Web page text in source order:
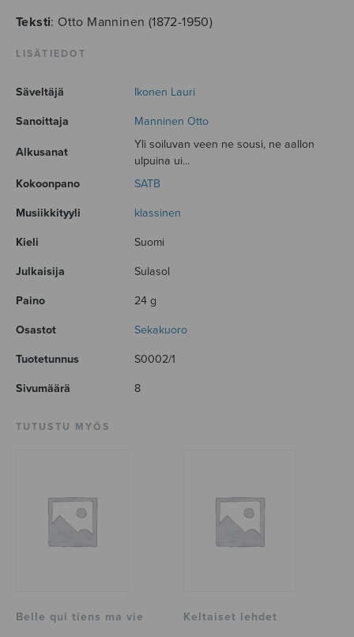
Teksti: Otto Manninen (1872-1950)
LISÄTIEDOT
Säveltäjä Ikonen Lauri
Sanoittaja Manninen Otto
Alkusanat
Yli soiluvan veen ne sousi, ne aallon
ulpuina ui...
Kokoonpano
SATB
Musiikkityyli klassinen
Kieli Suomi
Julkaisija Sulasol
Paino 24 g
Osastot Sekakuoro
Tuotetunnus S0002/1
Sivumäärä 8
TUTUSTU MYÖS
Belle qui tiens ma vie Keltaiset lehdet